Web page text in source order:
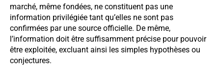
marché, même fondées, ne constituent pas une
information privilégiée tant qu’elles ne sont pas
confirmées par une source officielle. De même,
l’information doit être suffisamment précise pour pouvoir
être exploitée, excluant ainsi les simples hypothèses ou
conjectures.